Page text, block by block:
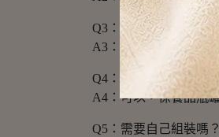
Q3：可以放在衣櫃裡
A3：可以，只要尺寸
Q4：可以拿來收保養
A4：可以，保養品瓶
Q5：需要自己組裝嗎？